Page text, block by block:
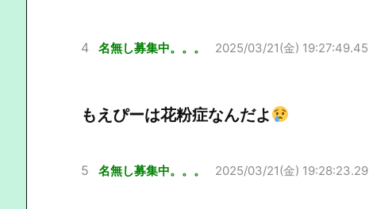
4 名無し募集中。。。 2025/03/21(金) 19:27:49.45
もえぴーは花粉症なんだよ
5 名無し募集中。。。 2025/03/21(金) 19:28:23.29